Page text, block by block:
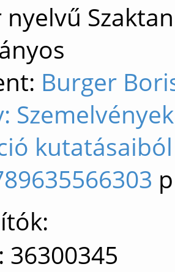
nyelvű
Burger
36300345